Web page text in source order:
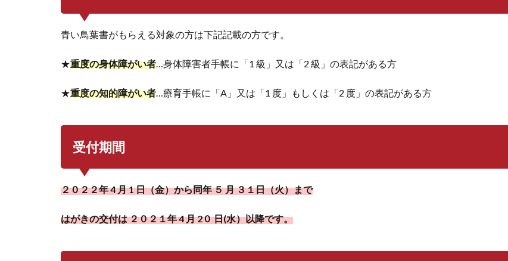
青い鳥葉書がもらえる対象の方は下記記載の方です。
★重度の身体障がい者…身体障害者手帳に「1 級」又は「2 級」の表記がある方
★重度の知的障がい者…療育手帳に「A」又は「1 度」もしくは「2 度」の表記がある方
受付期間
２０２２年 4 月 1 日（金）から同年 ５ 月 ３１日（火）まで
はがきの交付は ２０２１年 4 月 2０ 日(水）以降です。